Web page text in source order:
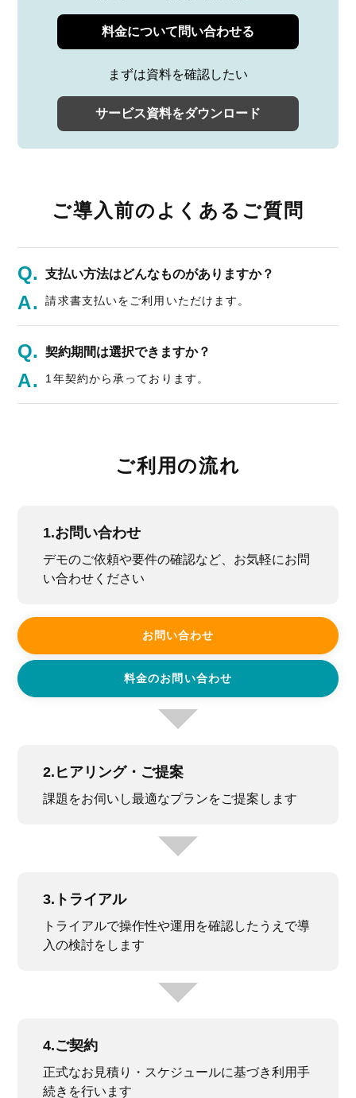
料金について問い合わせる
まずは資料を確認したい
サービス資料をダウンロード
ご導入前のよくあるご質問
支払い方法はどんなものがありますか？
請求書支払いをご利用いただけます。
契約期間は選択できますか？
1年契約から承っております。
ご利用の流れ
1.お問い合わせ
デモのご依頼や要件の確認など、お気軽にお問
い合わせください
お問い合わせ
料金のお問い合わせ
2.ヒアリング・ご提案
課題をお伺いし最適なプランをご提案します
3.トライアル
トライアルで操作性や運用を確認したうえで導
入の検討をします
4.ご契約
正式なお見積り・スケジュールに基づき利用手
続きを行います